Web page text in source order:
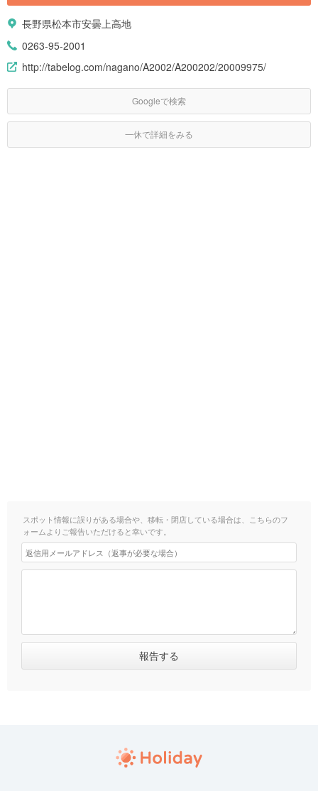
長野県松本市安曇上高地
0263-95-2001
http://tabelog.com/nagano/A2002/A200202/20009975/
Googleで検索
一休で詳細をみる
スポット情報に誤りがある場合や、移転・閉店している場合は、こちらのフ
ォームよりご報告いただけると幸いです。